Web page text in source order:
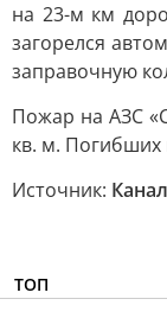
на 23-м км
загорелся
заправочную
Пожар на АЗС
кв. м. Погибших
Источник:
ТОП